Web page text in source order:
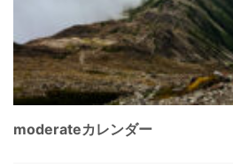
moderateカレンダー